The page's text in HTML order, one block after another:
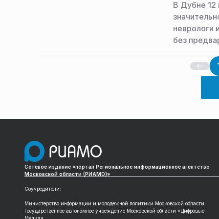
В Дубне 12
неврологи
без
Сетевое издание «портал Региональное информационное агентство
Московской области (РИАМО)»
Соучредители:
Министерство информации и молодежной политики Московской области
Государственное автономное учреждение Московской области «Цифровые